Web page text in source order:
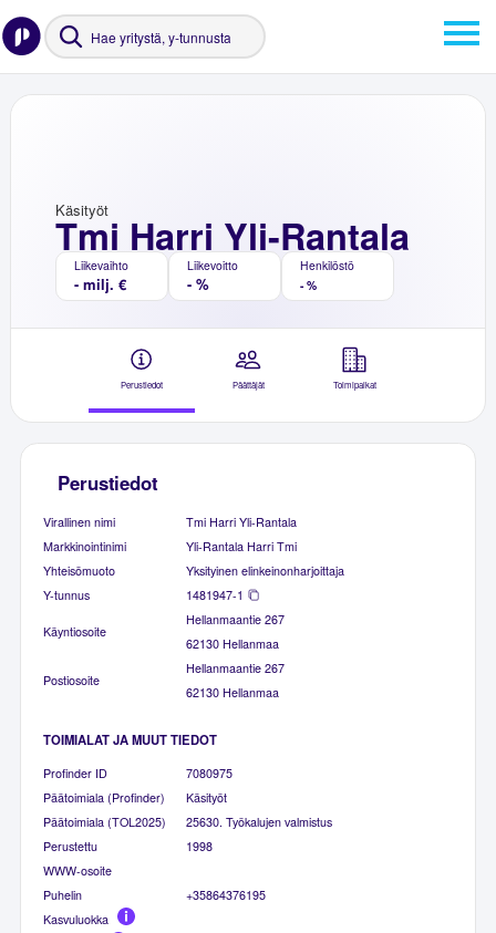
Tmi Harri Yli-Rantala
Käsityöt
Liikevaihto
- milj. €
Liikevoitto
- %
Henkilöstö
- %
Perustiedot Päättäjät Toimipaikat
Perustiedot
Virallinen nimi
Tmi Harri Yli-Rantala
Markkinointinimi
Yli-Rantala Harri Tmi
Yhteisömuoto
Yksityinen elinkeinonharjoittaja
Y-tunnus
1481947-1
Käyntiosoite
Hellanmaantie 267
62130 Hellanmaa
Postiosoite
Hellanmaantie 267
62130 Hellanmaa
TOIMIALAT JA MUUT TIEDOT
Profinder ID
7080975
Päätoimiala (Profinder)
Käsityöt
Päätoimiala (TOL2025)
25630. Työkalujen valmistus
Perustettu
1998
WWW-osoite
Puhelin
+35864376195
Kasvuluokka